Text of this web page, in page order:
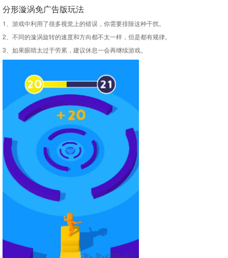
分形漩涡免广告版玩法
1、游戏中利用了很多视觉上的错误，你需要排除这种干扰。
2、不同的漩涡旋转的速度和方向都不太一样，但是都有规律。
3、如果眼睛太过于劳累，建议休息一会再继续游戏。